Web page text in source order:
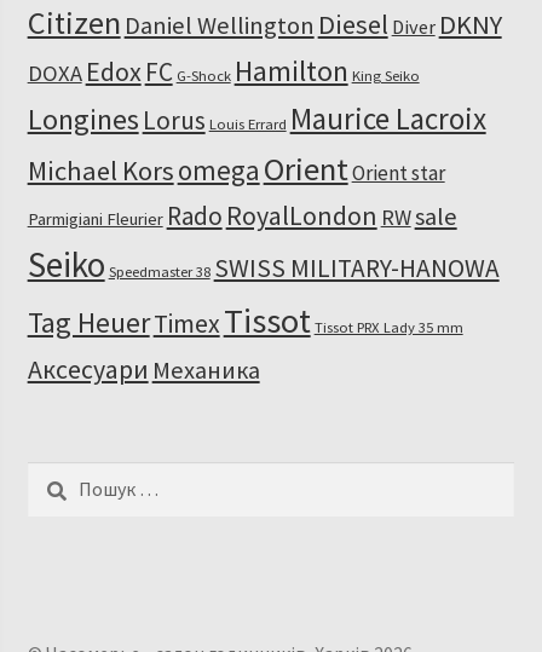
Citizen Daniel Wellington Diesel Diver DKNY
DOXA EdoxFC G-Shock Hamilton King Seiko
Longines Lorus Louis Errard Maurice Lacroix
Michael Korsomega OrientOrient star
Parmigiani Fleurier Rado RoyalLondon RWsale
Seiko Speedmaster 38 SWISS MILITARY-HANOWA
Tag HeuerTimexTissot Tissot PRX Lady 35 mm
Аксесуари Механика
Пошук: